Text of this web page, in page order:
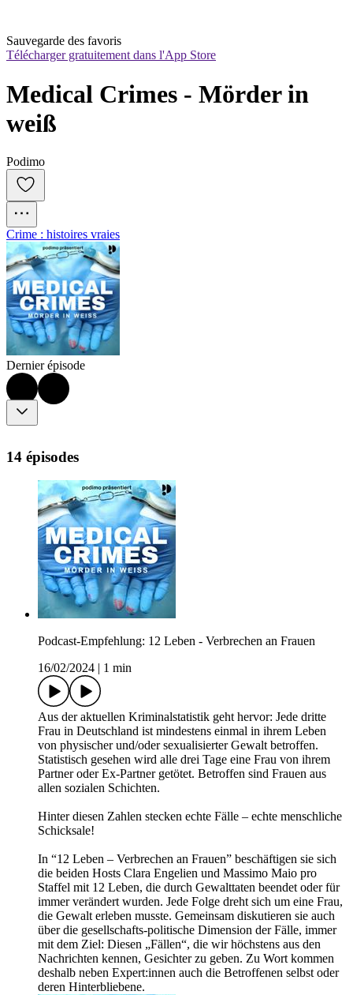
Sauvegarde des favoris
Télécharger gratuitement dans l'App Store
Medical Crimes - Mörder in
weiß
Podimo
Crime : histoires vraies
Dernier épisode
14 épisodes
Podcast-Empfehlung: 12 Leben - Verbrechen an Frauen
16/02/2024
1 min
Aus der aktuellen Kriminalstatistik geht hervor: Jede dritte
Frau in Deutschland ist mindestens einmal in ihrem Leben
von physischer und/oder sexualisierter Gewalt betroffen.
Statistisch gesehen wird alle drei Tage eine Frau von ihrem
Partner oder Ex-Partner getötet. Betroffen sind Frauen aus
allen sozialen Schichten.
Hinter diesen Zahlen stecken echte Fälle – echte menschliche
Schicksale!
In “12 Leben – Verbrechen an Frauen” beschäftigen sie sich
die beiden Hosts Clara Engelien und Massimo Maio pro
Staffel mit 12 Leben, die durch Gewalttaten beendet oder für
immer verändert wurden. Jede Folge dreht sich um eine Frau,
die Gewalt erleben musste. Gemeinsam diskutieren sie auch
über die gesellschafts-politische Dimension der Fälle, immer
mit dem Ziel: Diesen „Fällen“, die wir höchstens aus den
Nachrichten kennen, Gesichter zu geben. Zu Wort kommen
deshalb neben Expert:innen auch die Betroffenen selbst oder
deren Hinterbliebene.